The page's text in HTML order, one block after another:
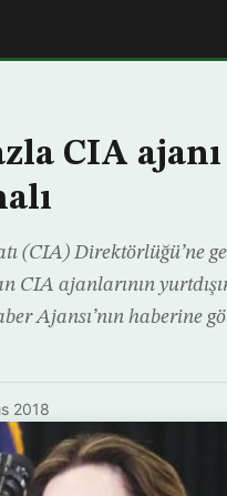
CIA
(CIA) Direktörlüğü’ne
CIA ajanlarının
Ajansı’nın haberine
2018